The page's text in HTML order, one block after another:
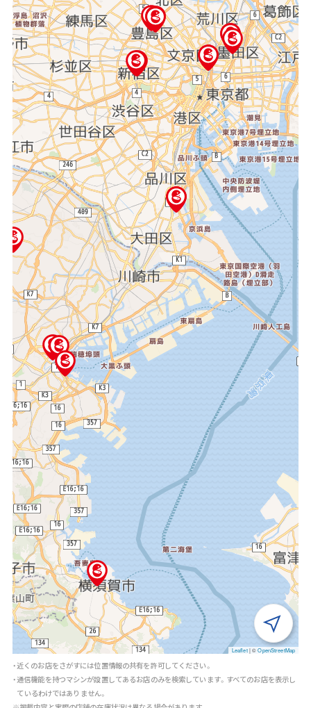
Leaflet |©OpenStreetMap
・近くのお店をさがすには位置情報の共有を許可してください。
・通信機能を持つマシンが設置してあるお店のみを検索しています。すべてのお店を表示し
ているわけではありません。